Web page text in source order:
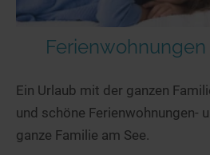
Ferienwohnungen
Ein Urlaub mit der ganzen
und schöne Ferienwohnungen-
ganze Familie am See.